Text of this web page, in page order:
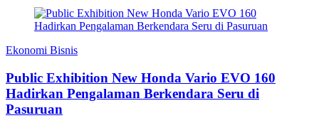
Ekonomi Bisnis
Public Exhibition New Honda Vario EVO 160
Hadirkan Pengalaman Berkendara Seru di
Pasuruan